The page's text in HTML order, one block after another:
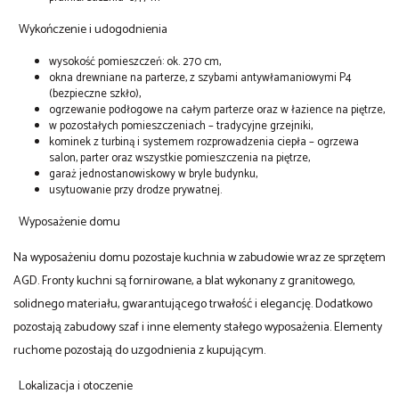
Wykończenie i udogodnienia
wysokość pomieszczeń: ok. 270 cm,
okna drewniane na parterze, z szybami antywłamaniowymi P4
(bezpieczne szkło),
ogrzewanie podłogowe na całym parterze oraz w łazience na piętrze,
w pozostałych pomieszczeniach – tradycyjne grzejniki,
kominek z turbiną i systemem rozprowadzenia ciepła – ogrzewa
salon, parter oraz wszystkie pomieszczenia na piętrze,
garaż jednostanowiskowy w bryle budynku,
usytuowanie przy drodze prywatnej.
Wyposażenie domu
Na wyposażeniu domu pozostaje kuchnia w zabudowie wraz ze sprzętem
AGD. Fronty kuchni są fornirowane, a blat wykonany z granitowego,
solidnego materiału, gwarantującego trwałość i elegancję. Dodatkowo
pozostają zabudowy szaf i inne elementy stałego wyposażenia. Elementy
ruchome pozostają do uzgodnienia z kupującym.
Lokalizacja i otoczenie